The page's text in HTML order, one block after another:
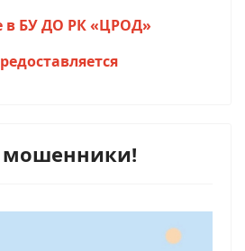
в БУ ДО РК «ЦРОД»
мошенники!